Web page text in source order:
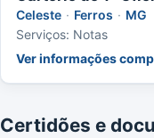
Celeste · Ferros · MG
Serviços: Notas
Ver informações
Certidões e